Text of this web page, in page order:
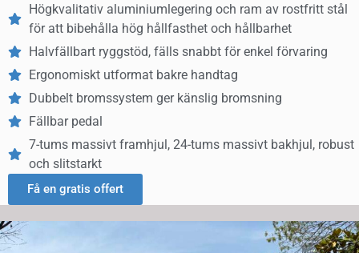
Högkvalitativ aluminiumlegering och ram av rostfritt stål
för att bibehålla hög hållfasthet och hållbarhet
Halvfällbart ryggstöd, fälls snabbt för enkel förvaring
Ergonomiskt utformat bakre handtag
Dubbelt bromssystem ger känslig bromsning
Fällbar pedal
7-tums massivt framhjul, 24-tums massivt bakhjul, robust
och slitstarkt
Få en gratis offert